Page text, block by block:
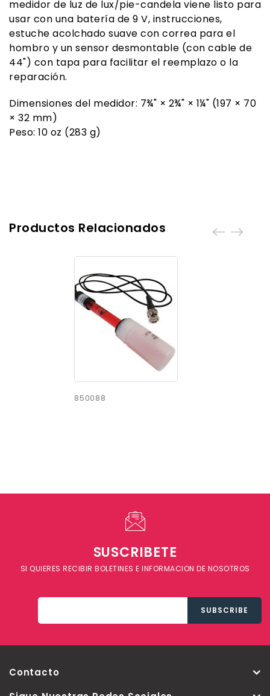
medidor de luz de lux/pie-candela viene listo para
usar con una batería de 9 V, instrucciones,
estuche acolchado suave con correa para el
hombro y un sensor desmontable (con cable de
44") con tapa para facilitar el reemplazo o la
reparación.
Dimensiones del medidor: 7¾" × 2¾" × 1¼" (197 × 70
× 32 mm)
Peso: 10 oz (283 g)
Productos Relacionados
850088
SUSCRIBETE
SI QUIERES RECIBIR BOLETINES E INFORMACION DE NOSOTROS
Contacto